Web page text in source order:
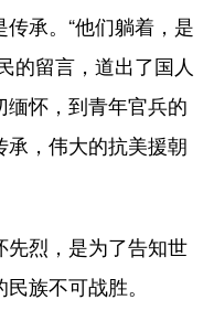
承。“他们躺着，是
的留言，道出了国人
怀，到青年官兵的
，伟大的抗美援朝
烈，是为了告知世
族不可战胜。